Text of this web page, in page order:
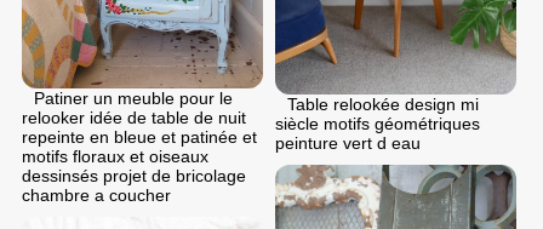
Patiner un meuble pour le
relooker idée de table de nuit
repeinte en bleue et patinée et
motifs floraux et oiseaux
dessinsés projet de bricolage
chambre a coucher
Table relookée design mi
siècle motifs géométriques
peinture vert d eau